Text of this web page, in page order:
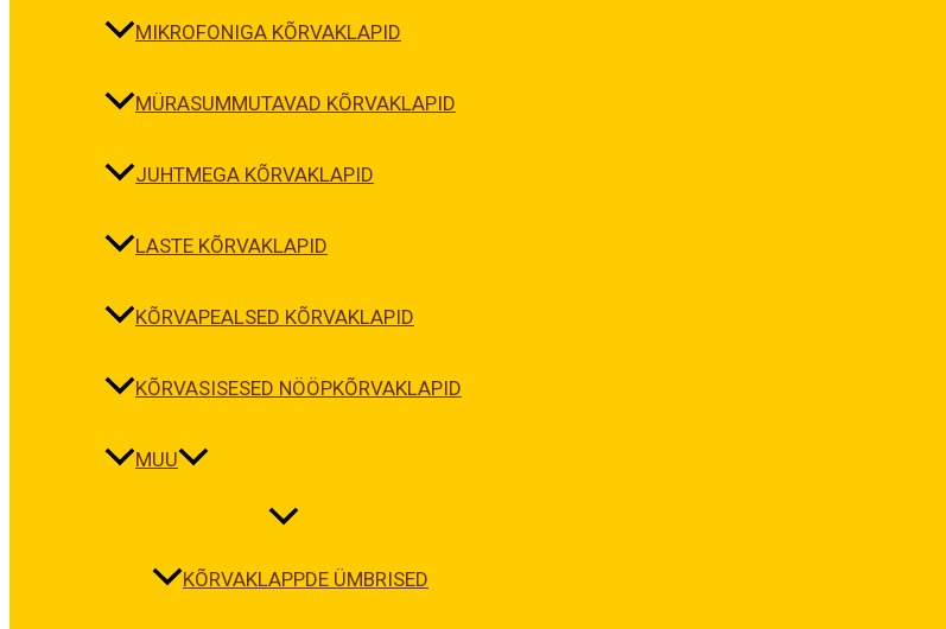
MIKROFONIGA KÕRVAKLAPID
MÜRASUMMUTAVAD KÕRVAKLAPID
JUHTMEGA KÕRVAKLAPID
LASTE KÕRVAKLAPID
KÕRVAPEALSED KÕRVAKLAPID
KÕRVASISESED NÖÖPKÕRVAKLAPID
MUU
KÕRVAKLAPPDE ÜMBRISED